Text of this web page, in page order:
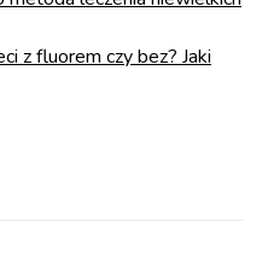
z fluorem czy bez? Jaki